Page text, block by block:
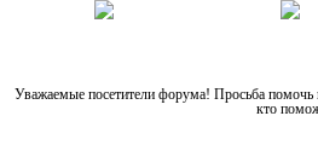
Уважаемые посетители форума! Просьба
кто